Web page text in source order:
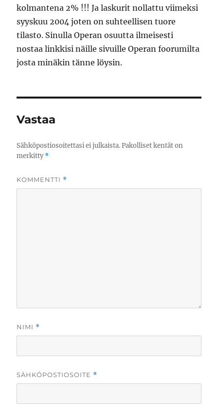
kolmantena 2% !!! Ja laskurit nollattu viimeksi
syyskuu 2004 joten on suhteellisen tuore
tilasto. Sinulla Operan osuutta ilmeisesti
nostaa linkkisi näille sivuille Operan foorumilta
josta minäkin tänne löysin.
Vastaa
Sähköpostiosoitettasi ei julkaista. Pakolliset kentät on
merkitty*
KOMMENTTI *
NIMI *
SÄHKÖPOSTIOSOITE *